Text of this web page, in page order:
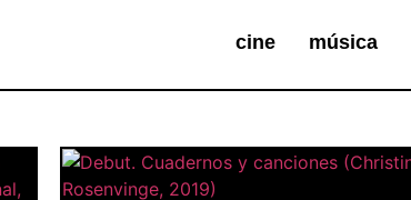
cine música